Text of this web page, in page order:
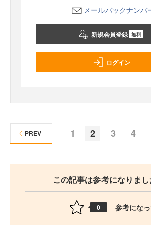
メールバックナンバ
新規会員登録 無料
ログイン
1 2 3 4
PREV
この記事は参考になりまし
0 参考にな